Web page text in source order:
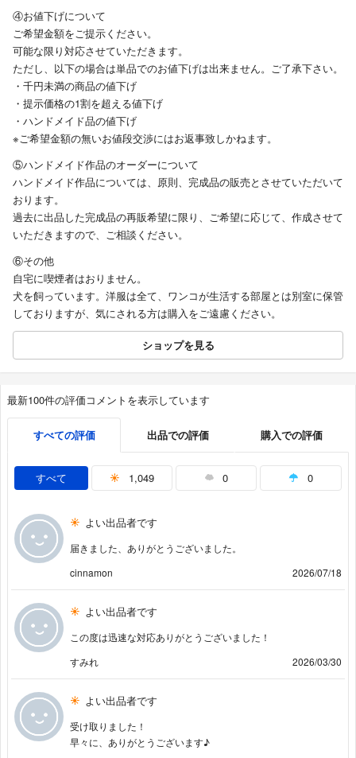
④お値下げについて
ご希望金額をご提示ください。
可能な限り対応させていただきます。
ただし、以下の場合は単品でのお値下げは出来ません。ご了承下さい。
・千円未満の商品の値下げ
・提示価格の1割を超える値下げ
・ハンドメイド品の値下げ
※ご希望金額の無いお値段交渉にはお返事致しかねます。
⑤ハンドメイド作品のオーダーについて
ハンドメイド作品については、原則、完成品の販売とさせていただいて
おります。
過去に出品した完成品の再販希望に限り、ご希望に応じて、作成させて
いただきますので、ご相談ください。
⑥その他
自宅に喫煙者はおりません。
犬を飼っています。洋服は全て、ワンコが生活する部屋とは別室に保管
しておりますが、気にされる方は購入をご遠慮ください。
ショップを見る
最新100件の評価コメントを表示しています
すべての評価 出品での評価 購入での評価
すべて 1,049 0 0
よい出品者です
届きました、ありがとうございました。
cinnamon
2026/07/18
よい出品者です
この度は迅速な対応ありがとうございました！
すみれ
2026/03/30
よい出品者です
受け取りました！
早々に、ありがとうございます♪